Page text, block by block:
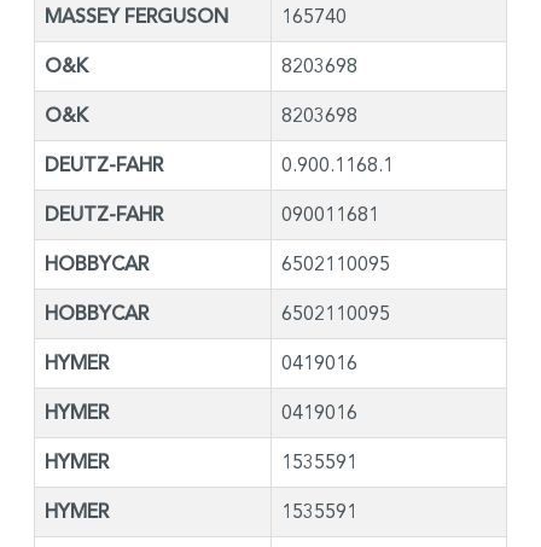
MASSEY FERGUSON 165740
O&K 8203698
O&K 8203698
DEUTZ-FAHR 0.900.1168.1
DEUTZ-FAHR 090011681
HOBBYCAR 6502110095
HOBBYCAR 6502110095
HYMER 0419016
HYMER 0419016
HYMER 1535591
HYMER 1535591